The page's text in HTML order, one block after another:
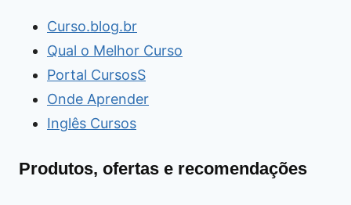
Curso.blog.br
Qual o Melhor Curso
Portal CursosS
Onde Aprender
Inglês Cursos
Produtos, ofertas e recomendações